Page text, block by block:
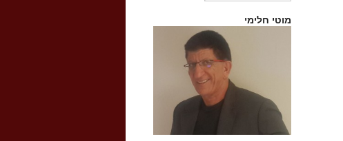
מוטי חלימי